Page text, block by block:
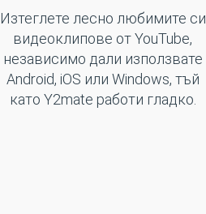
Изтеглете лесно любимите си
видеоклипове от YouTube,
независимо дали използвате
Android, iOS или Windows, тъй
като Y2mate работи гладко.